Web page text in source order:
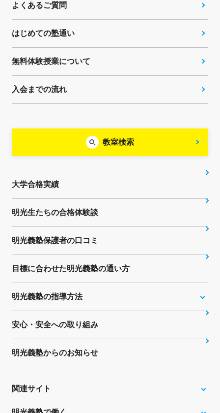
よくあるご質問
はじめての塾通い
無料体験授業について
入会までの流れ
教室検索
大学合格実績
明光生たちの合格体験談
明光義塾保護者の口コミ
目標に合わせた明光義塾の通い方
明光義塾の指導方法
安心・安全への取り組み
明光義塾からのお知らせ
関連サイト